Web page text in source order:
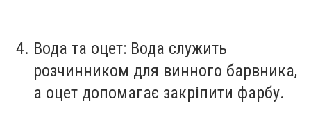
Вода та оцет: Вода служить
розчинником для винного барвника,
а оцет допомагає закріпити фарбу.